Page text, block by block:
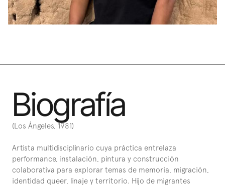
Biografía
(Los Ángeles, 1981)
Artista multidisciplinario cuya práctica entrelaza
performance, instalación, pintura y construcción
colaborativa para explorar temas de memoria, migración,
identidad queer, linaje y territorio. Hijo de migrantes